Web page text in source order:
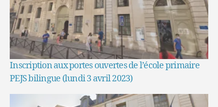
Inscription aux portes ouvertes de l’école primaire
PEJS bilingue (lundi 3 avril 2023)